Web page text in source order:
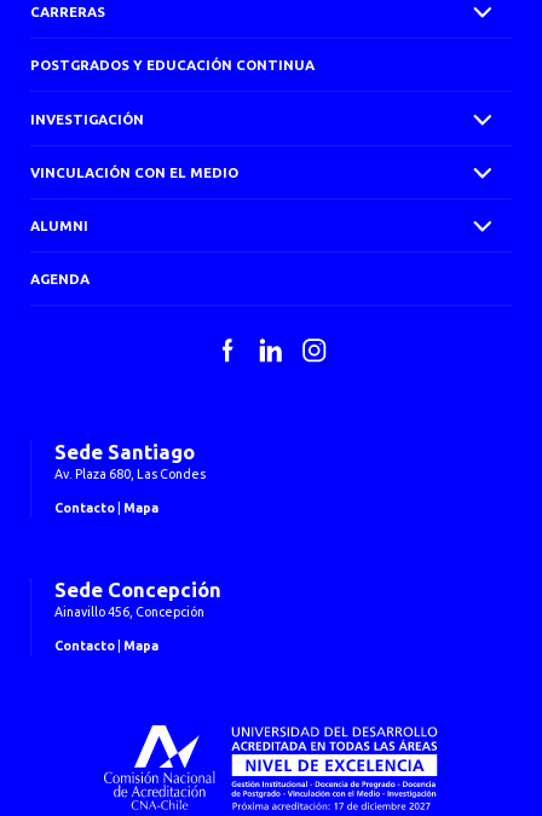
CARRERAS
POSTGRADOS Y EDUCACIÓN CONTINUA
INVESTIGACIÓN
VINCULACIÓN CON EL MEDIO
ALUMNI
AGENDA
FacebookLinkedInInstagram
Sede Santiago
Av. Plaza 680, Las Condes
Contacto Mapa
Sede Concepción
Ainavillo 456, Concepción
Contacto Mapa